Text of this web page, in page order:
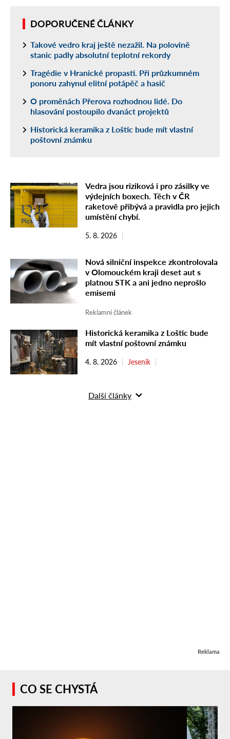
DOPORUČENÉ ČLÁNKY
Takové vedro kraj ještě nezažil. Na polovině
stanic padly absolutní teplotní rekordy
Tragédie v Hranické propasti. Při průzkumném
ponoru zahynul elitní potápěč a hasič
O proměnách Přerova rozhodnou lidé. Do
hlasování postoupilo dvanáct projektů
Historická keramika z Loštic bude mít vlastní
poštovní známku
Vedra jsou riziková i pro zásilky ve
výdejních boxech. Těch v ČR
raketově přibývá a pravidla pro jejich
umístění chybí.
5. 8. 2026
Nová silniční inspekce zkontrolovala
v Olomouckém kraji deset aut s
platnou STK a ani jedno neprošlo
emisemi
Reklamní článek
Historická keramika z Loštic bude
mít vlastní poštovní známku
4. 8. 2026 Jeseník
Další články
Reklama
CO SE CHYSTÁ